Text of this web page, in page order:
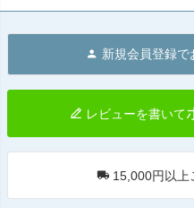
新規会員登録で
レビューを書いて
15,000円以上